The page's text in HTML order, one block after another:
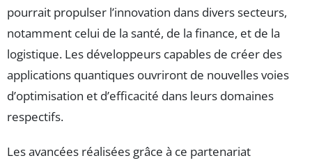
pourrait propulser l’innovation dans divers secteurs,
notamment celui de la santé, de la finance, et de la
logistique. Les développeurs capables de créer des
applications quantiques ouvriront de nouvelles voies
d’optimisation et d’efficacité dans leurs domaines
respectifs.
Les avancées réalisées grâce à ce partenariat